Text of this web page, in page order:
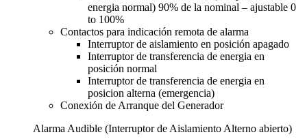
energia normal) 90% de la nominal – ajustable 0
to 100%
Contactos para indicación remota de alarma
Interruptor de aislamiento en posición apagado
Interruptor de transferencia de energia en
posición normal
Interruptor de transferencia de energia en
posicion alterna (emergencia)
Conexión de Arranque del Generador
Alarma Audible (Interruptor de Aislamiento Alterno abierto)